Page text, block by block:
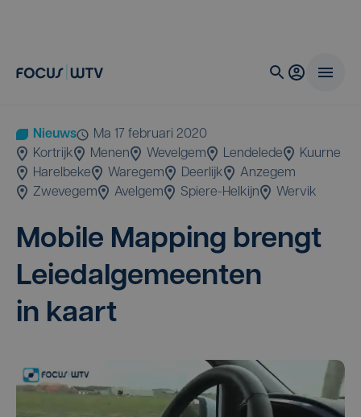
Nieuws
ma 17 februari 2020
Kortrijk
Menen Wevelgem Lendelede
Kuurne
Harelbeke
Waregem Deerlijk
Anzegem
Zwevegem
Avelgem Spiere-Helkijn Wervik
Mobi­le Map­ping brengt
Lei­e­dal­ge­meen­ten
in kaart